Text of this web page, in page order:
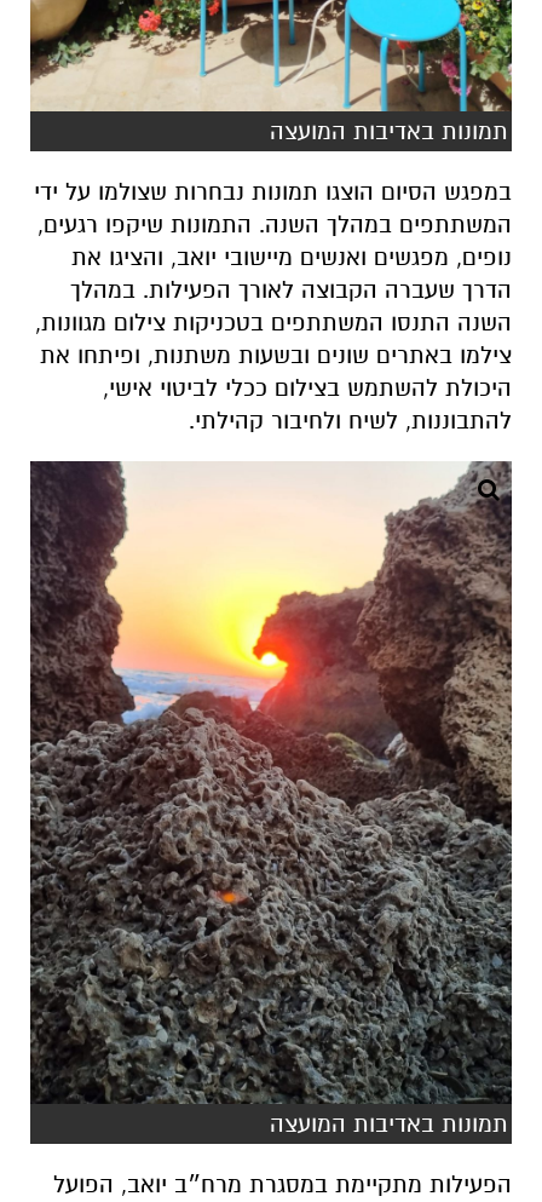
תמונות באדיבות המועצה
במפגש הסיום הוצגו תמונות נבחרות שצולמו על ידי
המשתתפים במהלך השנה. התמונות שיקפו רגעים,
נופים, מפגשים ואנשים מיישובי יואב, והציגו את
הדרך שעברה הקבוצה לאורך הפעילות. במהלך
השנה התנסו המשתתפים בטכניקות צילום מגוונות,
צילמו באתרים שונים ובשעות משתנות, ופיתחו את
היכולת להשתמש בצילום ככלי לביטוי אישי,
להתבוננות, לשיח ולחיבור קהילתי.
תמונות באדיבות המועצה
הפעילות מתקיימת במסגרת מרח״ב יואב, הפועל